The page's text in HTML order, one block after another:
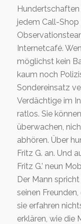
jedem Call-Shop
Internetcafé.
möglichst kein
kaum noch
Sondereinsatz
Verdächtige im
ratlos. Sie
überwachen,
abhören. Über
Fritz G. an. Und
Fritz G.’ neun
Der Mann
seinen
sie erfahren
erklären, wie die